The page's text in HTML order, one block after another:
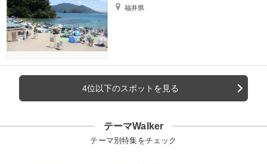
福井県
4位以下のスポットを見る
テーマWalker
テーマ別特集をチェック